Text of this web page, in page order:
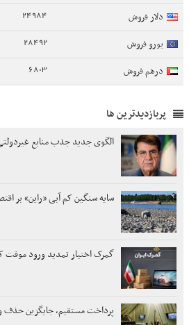
دلار فروش 24984
یورو فروش 28492
درهم فروش 6803
پربازدیدترین ها
الگوی جدید جذب منابع
سایه سنگین کم آبی «راین» بر
گمرک اختیار تمدید ورود موقت
پرداخت مستقیم، جایگزین